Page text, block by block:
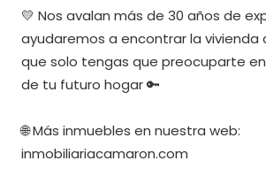
💛 Nos avalan más de 30 años de
ayudaremos a encontrar la vivienda
que solo tengas que preocuparte
de tu futuro hogar 🔑
🌐 Más inmuebles en nuestra web:
inmobiliariacamaron.com